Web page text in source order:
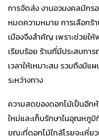
การจัดส่ง งานอวมงคลมีกร
หมดความหมาย การเลือกร้
เมืองจึงสำคัญ เพราะช่วยใ
เรียบร้อย ร้านที่มีประสบกา
เวลาให้เหมาะสม รวมถึงมี
ระหว่างทาง
ความสดของดอกไม้เป็นอีก
ใหม่และเก็บรักษาในอุณหภู
ขณะที่ดอกไม้ใกล้โรยจะเหี่ย